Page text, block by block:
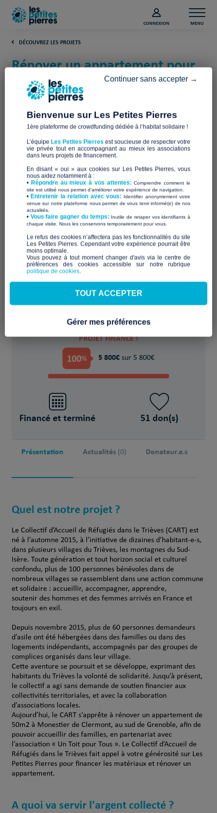
CONNEXION MENU
DÉCOUVREZ LES PROJETS
Rénover un appartement pour
accueillir des réfugiés (Isère)
Les Toits Du CART (Collectif Accueil
Refugiés Trièves)
Aménager ou rénover un logement
inadapté ou indigne
des Réfugié(s)/migrant(s)
PROJET FINANCÉ !
100% 5 800€ sur 5 800€
Financé et terminé 51 don(s)
Présentation Actualités (0) Donateur.e.s
Quel est notre projet ?
Le Collectif d’Accueil de Réfugiés dans le Trièves (CART) est
né à l’automne 2015, à l’initiative de dizaines d’habitant-e-s,
dans plusieurs villages du Trièves, les montagnes du Sud-
Isère. Toute génération et tout horizon social et culturel
confondu, plus de 100 personnes bénévoles dans de
nombreux villages se rassemblent dans une action commune
et solidaire : accueillir, accompagner, apprendre,
soutenir des hommes et des femmes arrivés en France et
toujours en exil.
Depuis novembre 2015, plus de 60 personnes demandeurs
d’asile ont été hébergées dans des familles ou dans des
logements indépendants, accompagnés par des groupes de
complices organisés dans leur village.
Cette aventure se poursuit et se développe, exprimant des
habitants du Trièves la volonté de solidarité. Jusqu’à présent,
le collectif a agi sans demande de soutien financier aux
collectivités territoriales, et avec la collaboration
d’associations locales.
Aujourd’hui, le CART s’apprête à rénover un appartement de
50m2 à Monestier de Clermont, au sud de Grenoble, afin de
pouvoir accueillir des familles, en partenariat avec
l’association « Un Toit pour Tous ». Le Collectif d’Accueil de
Réfugiés dans le Trièves fait appel à votre générosité sur Les
Petites Pierres pour financer les matériaux et rénover un
appartement.
A quoi va servir l'argent collecté ?
Bienvenue sur Les Petites Pierres
1ère plateforme de crowdfunding dédiée à l’habitat solidaire !
L’équipe Les Petites Pierres est soucieuse de respecter votre
vie privée tout en accompagnant au mieux les associations
dans leurs projets de financement.
En disant « oui » aux cookies sur Les Petites Pierres, vous
nous aidez notamment à :
• Répondre au mieux à vos attentes:Comprendre comment le
site est utilisé nous permet d'améliorer votre expérience de navigation.
•Entretenir la relation avec vous: Identifier anonymement votre
venue sur notre plateforme nous permet de vous tenir informé(e) de nos
actualités.
​• Vous faire gagner du temps: Inutile de retaper vos identifiants à
chaque visite. Nous les conservons temporairement pour vous.
​Le refus des cookies n’affectera pas les fonctionnalités du site
Les Petites Pierres. Cependant votre expérience pourrait être
moins optimale.​
Vous pouvez à tout moment changer d'avis via le centre de
préférences des cookies accessible sur notre rubrique
politique de cookies.
Continuer sans accepter →
TOUT ACCEPTER
Gérer mes préférences